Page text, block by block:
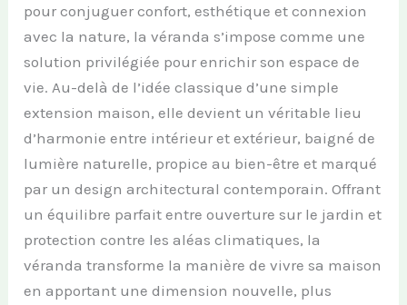
pour conjuguer confort, esthétique et connexion
avec la nature, la véranda s’impose comme une
solution privilégiée pour enrichir son espace de
vie. Au-delà de l’idée classique d’une simple
extension maison, elle devient un véritable lieu
d’harmonie entre intérieur et extérieur, baigné de
lumière naturelle, propice au bien-être et marqué
par un design architectural contemporain. Offrant
un équilibre parfait entre ouverture sur le jardin et
protection contre les aléas climatiques, la
véranda transforme la manière de vivre sa maison
en apportant une dimension nouvelle, plus